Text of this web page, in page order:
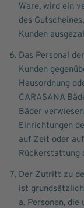
Ware, wird ein
des
Kunden
Das Personal
Kunden
Hausordnung
CARASANA
Bäder
Einrichtungen
auf Zeit oder
Rückerstattung
Der Zutritt zu
ist
a. Personen,